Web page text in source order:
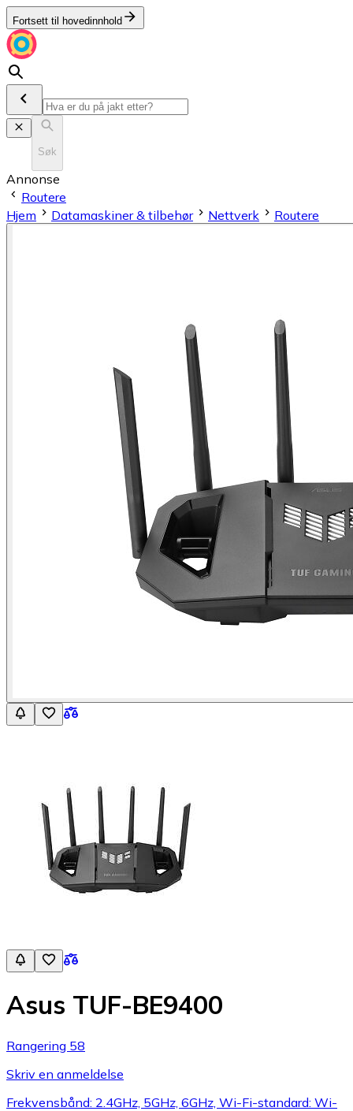
Fortsett til hovedinnhold
Søk
Annonse
Routere
Hjem
Datamaskiner & tilbehør Nettverk Routere
Asus TUF-BE9400
Rangering 58
Skriv en anmeldelse
Frekvensbånd: 2.4GHz, 5GHz, 6GHz, Wi-Fi-standard: Wi-